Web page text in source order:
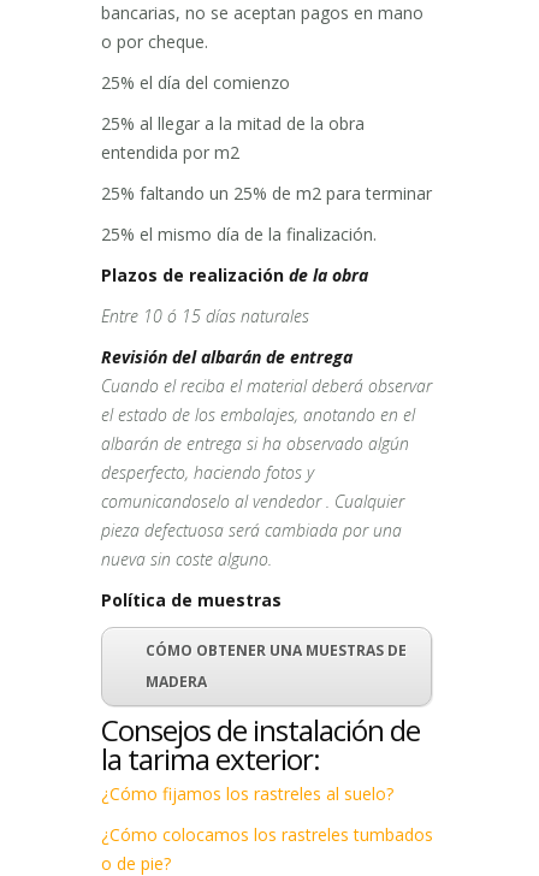
bancarias, no se aceptan pagos en mano
o por cheque.
25% el día del comienzo
25% al llegar a la mitad de la obra
entendida por m2
25% faltando un 25% de m2 para terminar
25% el mismo día de la finalización.
Plazos de realización de la obra
Entre 10 ó 15 días naturales
Revisión del albarán de entrega
Cuando el reciba el material deberá observar
el estado de los embalajes, anotando en el
albarán de entrega si ha observado algún
desperfecto, haciendo fotos y
comunicandoselo al vendedor . Cualquier
pieza defectuosa será cambiada por una
nueva sin coste alguno.
Política de muestras
CÓMO OBTENER UNA MUESTRAS DE
MADERA
Consejos de instalación de
la tarima exterior:
¿Cómo fijamos los rastreles al suelo?
¿Cómo colocamos los rastreles tumbados
o de pie?